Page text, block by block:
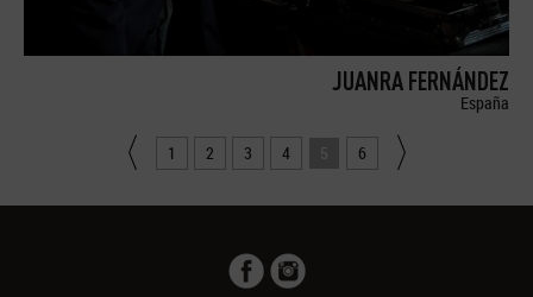
JUANRA FERNÁNDEZ
España
1 2 3 4 5 6